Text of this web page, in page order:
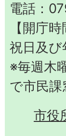
電話：
【開庁
祝日及び
※毎週木
で市民
市役